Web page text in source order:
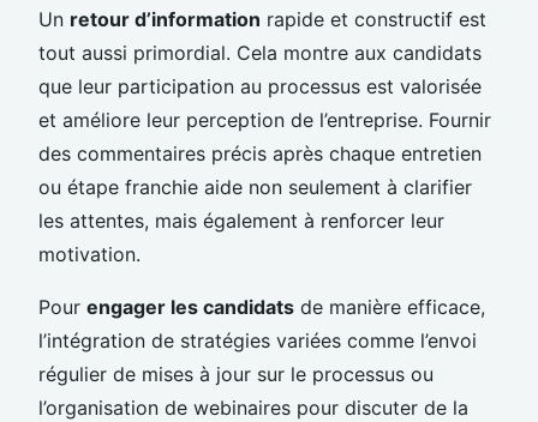
Un retour d’information rapide et constructif est
tout aussi primordial. Cela montre aux candidats
que leur participation au processus est valorisée
et améliore leur perception de l’entreprise. Fournir
des commentaires précis après chaque entretien
ou étape franchie aide non seulement à clarifier
les attentes, mais également à renforcer leur
motivation.
Pour engager les candidats de manière efficace,
l’intégration de stratégies variées comme l’envoi
régulier de mises à jour sur le processus ou
l’organisation de webinaires pour discuter de la